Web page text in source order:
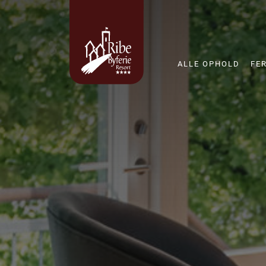
ALLE OPHOLD